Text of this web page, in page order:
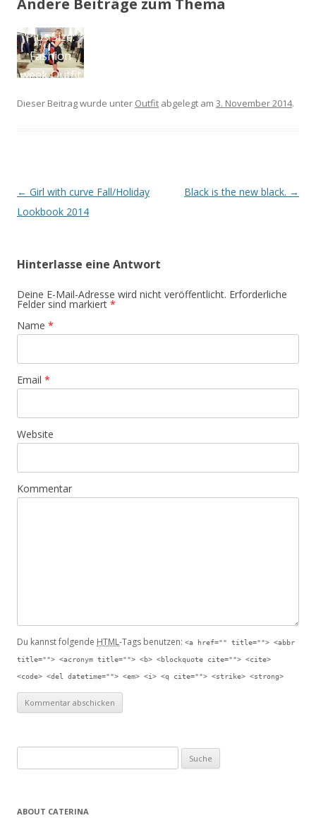
Andere Beiträge zum Thema
Just be
yourself –
Styled by
Dieser Beitrag wurde unter Outfit abgelegt am 3. November 2014.
Artikel-Navigation
← Girl with curve Fall/Holiday
Lookbook 2014
Black is the new black. →
Hinterlasse eine Antwort
Deine E-Mail-Adresse wird nicht veröffentlicht. Erforderliche
Felder sind markiert *
Name *
Email *
Website
Kommentar
Du kannst folgende HTML-Tags benutzen: <a href="" title=""> <abbr
title=""> <acronym title=""> <b> <blockquote cite=""> <cite>
<code> <del datetime=""> <em> <i> <q cite=""> <strike> <strong>
ABOUT CATERINA